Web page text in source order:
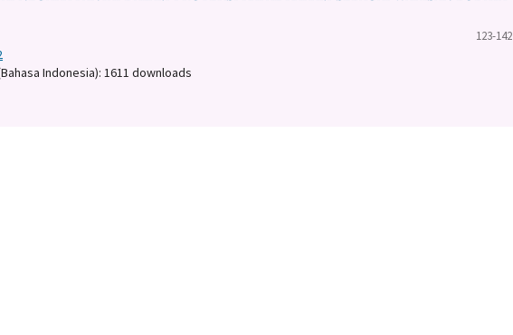
123-142
Indonesia): 1611 downloads